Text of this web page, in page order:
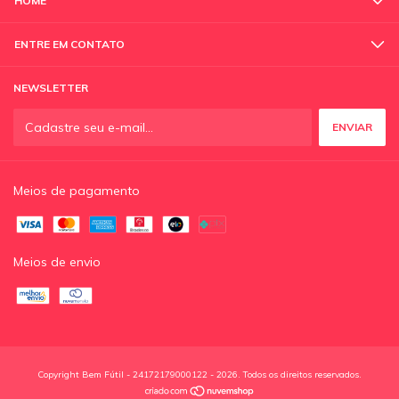
ENTRE EM CONTATO
NEWSLETTER
Meios de pagamento
Meios de envio
Copyright Bem Fútil - 24172179000122 - 2026. Todos os direitos reservados.